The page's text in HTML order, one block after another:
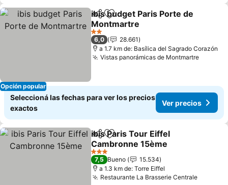
Opción popular
CompartirAñadir a favoritos
ibis budget Paris Porte de
Montmartre
2 Estrellas
6,0
28.661
a 1.7 km de: Basílica del Sagrado Corazón
Vistas panorámicas de Montmartre
Seleccioná las fechas para ver los precios
exactos
Ver precios
CompartirAñadir a favoritos
ibis Paris Tour Eiffel
Cambronne 15ème
3 Estrellas
7,5 Bueno
15.534
a 1.3 km de: Torre Eiffel
Restaurante La Brasserie Centrale